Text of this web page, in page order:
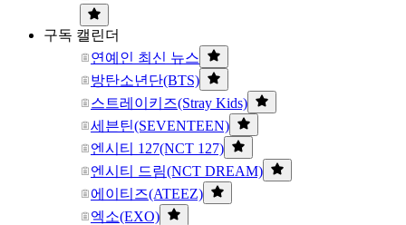
구독 캘린더
연예인 최신 뉴스
방탄소년단(BTS)
스트레이키즈(Stray Kids)
세븐틴(SEVENTEEN)
엔시티 127(NCT 127)
엔시티 드림(NCT DREAM)
에이티즈(ATEEZ)
엑소(EXO)